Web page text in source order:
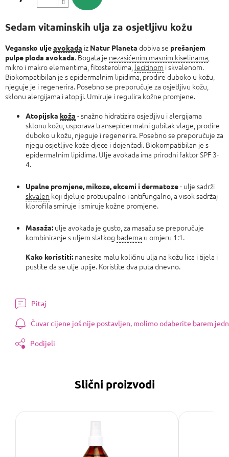
Sedam vitaminskih ulja za osjetljivu kožu
Vegansko uljeavokada iz Natur Planeta dobiva se prešanjem
pulpe ploda avokada. Bogata je nezasićenim masnim kiselinama
mikro i makro elementima, fitosterolima, lecitinom i skvalenom.
Biokompatibilan je s epidermalnim lipidima, prodire duboko u kožu,
njeguje je i regenerira. Posebno se preporučuje za osjetljivu kožu,
sklonu alergijama i atopiji. Umiruje i regulira kožne promjene.
Atopijska koža - snažno hidratizira osjetljivu i alergijama
sklonu kožu, usporava transepidermalni gubitak vlage, prodire
duboko u kožu, njeguje i regenerira. Posebno se preporučuje za
njegu osjetljive kože djece i dojenčadi. Biokompatibilan je s
epidermalnim lipidima. Ulje avokada ima prirodni faktor SPF 3-
4.
Upalne promjene, mikoze, ekcemi i dermatoze- ulje sadrži
skvalen koji djeluje protuupalno i antifungalno, a visok sadržaj
klorofila smiruje i smiruje kožne promjene.
Masaža: ulje avokada je gusto, za masažu se preporučuje
kombiniranje s uljem slatkog badema u omjeru 1:1.
Kako koristiti: nanesite malu količinu ulja na kožu lica i tijela i
pustite da se ulje upije. Koristite dva puta dnevno.
Pitaj
Čuvar cijene još nije postavljen, molimo odaberite barem
Podijeli
Slični proizvodi